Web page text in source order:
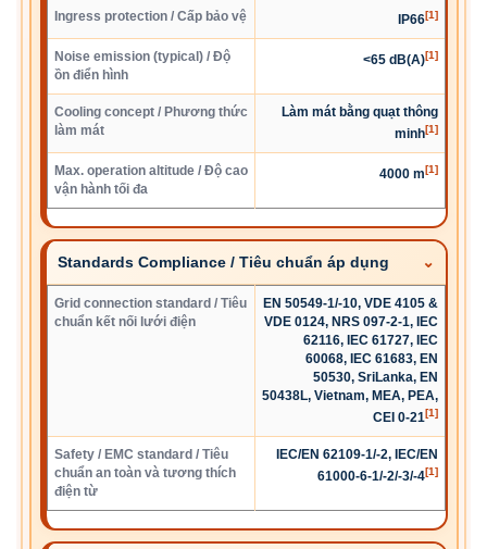
Ingress protection / Cấp bảo vệ IP66[1]
Noise emission (typical) / Độ
ồn điển hình
<65 dB(A)[1]
Cooling concept / Phương thức
làm mát
Làm mát bằng quạt thông
minh[1]
Max. operation altitude / Độ cao
vận hành tối đa
4000 m[1]
Standards Compliance / Tiêu chuẩn áp dụng
Grid connection standard / Tiêu
chuẩn kết nối lưới điện
EN 50549-1/-10, VDE 4105 &
VDE 0124, NRS 097-2-1, IEC
62116, IEC 61727, IEC
60068, IEC 61683, EN
50530, SriLanka, EN
50438L, Vietnam, MEA, PEA,
CEI 0-21[1]
Safety / EMC standard / Tiêu
chuẩn an toàn và tương thích
điện từ
IEC/EN 62109-1/-2, IEC/EN
61000-6-1/-2/-3/-4[1]